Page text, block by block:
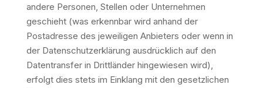
andere Personen, Stellen oder Unternehmen
geschieht (was erkennbar wird anhand der
Postadresse des jeweiligen Anbieters oder wenn in
der Datenschutzerklärung ausdrücklich auf den
Datentransfer in Drittländer hingewiesen wird),
erfolgt dies stets im Einklang mit den gesetzlichen